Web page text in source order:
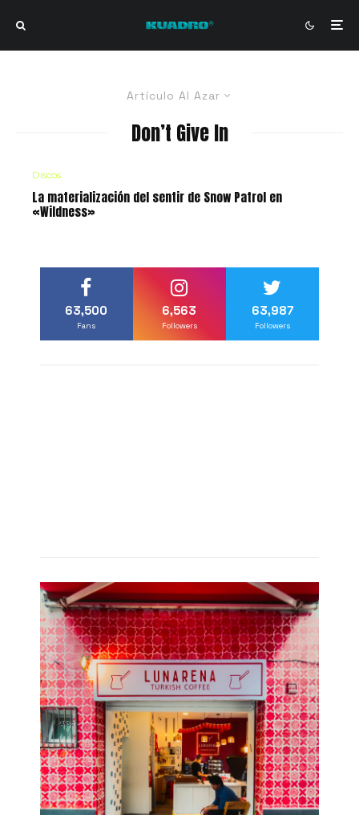
Artículo Al Azar
Don’t Give In
Discos
La materialización del sentir de Snow Patrol en
«Wildness»
63,500
Fans
6,563
Followers
63,987
Followers